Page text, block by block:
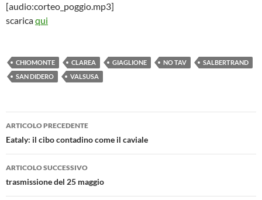
[audio:corteo_poggio.mp3]
scaricaqui
CHIOMONTE CLAREA GIAGLIONE NO TAV
SALBERTRAND
SAN DIDERO
VALSUSA
Navigazione
articolo
ARTICOLO PRECEDENTE
Eataly: il cibo contadino come il caviale
ARTICOLO SUCCESSIVO
trasmissione del 25 maggio